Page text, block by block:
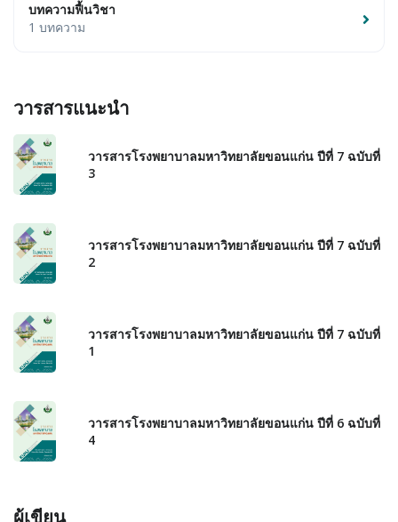
บทความฟื้นวิชา
1 บทความ
วารสารแนะนำ
วารสารโรงพยาบาลมหาวิทยาลัยขอนแก่น ปีที่ 7 ฉบับที่
3
วารสารโรงพยาบาลมหาวิทยาลัยขอนแก่น ปีที่ 7 ฉบับที่
2
วารสารโรงพยาบาลมหาวิทยาลัยขอนแก่น ปีที่ 7 ฉบับที่
1
วารสารโรงพยาบาลมหาวิทยาลัยขอนแก่น ปีที่ 6 ฉบับที่
4